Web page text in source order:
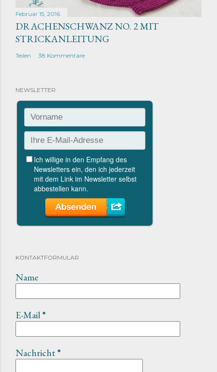
Februar 15, 2016
DRACHENSCHWANZ NO. 2 MIT
STRICKANLEITUNG
Teilen 38 Kommentare
NEWSLETTER
KONTAKTFORMULAR
Name
E-Mail*
Nachricht*